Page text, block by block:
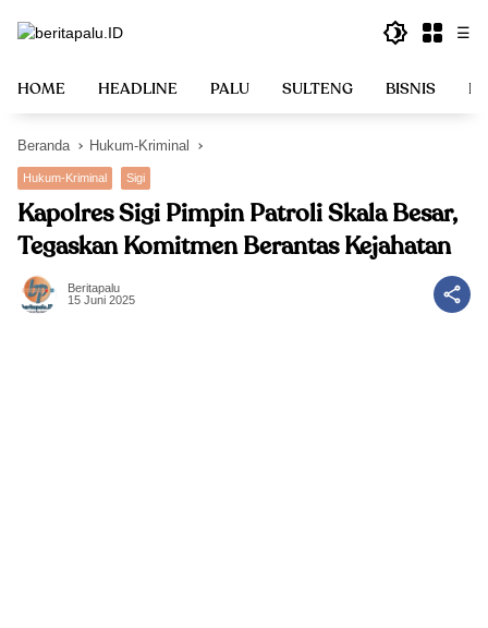
☰
HOME HEADLINE PALU SULTENG BISNIS
Beranda Hukum-Kriminal
Hukum-Kriminal Sigi
Kapolres Sigi Pimpin Patroli Skala Besar,
Tegaskan Komitmen Berantas Kejahatan
Beritapalu
15 Juni 2025